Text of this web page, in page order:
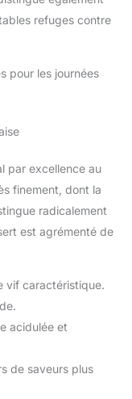
refuges contre
pour les journées
par excellence au
finement, dont la
radicalement
est agrémenté de
vif caractéristique.
acidulée et
de saveurs plus